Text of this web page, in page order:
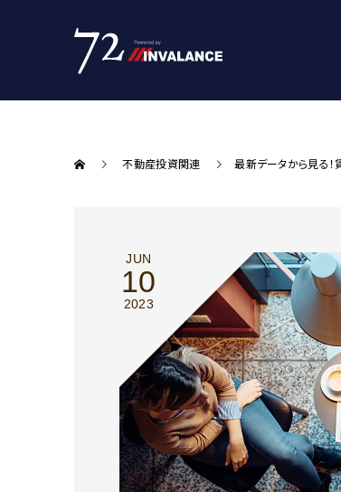
不動産投資関連 最新データから見る
JUN
10
2023